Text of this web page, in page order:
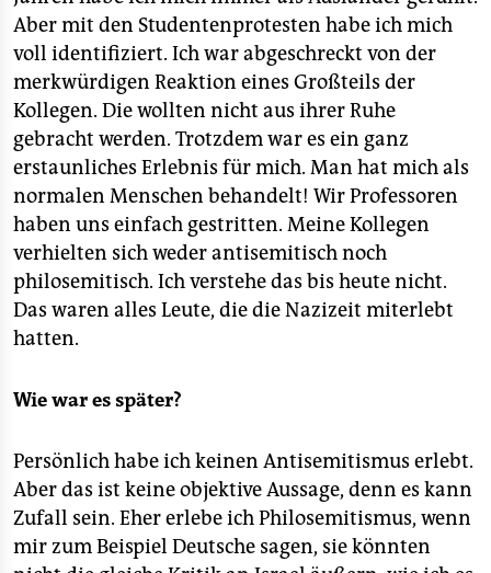
Aber mit den Studentenprotesten habe ich mich
voll identifiziert. Ich war abgeschreckt von der
merkwürdigen Reaktion eines Großteils der
Kollegen. Die wollten nicht aus ihrer Ruhe
gebracht werden. Trotzdem war es ein ganz
erstaunliches Erlebnis für mich. Man hat mich als
normalen Menschen behandelt! Wir Professoren
haben uns einfach gestritten. Meine Kollegen
verhielten sich weder antisemitisch noch
philosemitisch. Ich verstehe das bis heute nicht.
Das waren alles Leute, die die Nazizeit miterlebt
hatten.
Wie war es später?
Persönlich habe ich keinen Antisemitismus erlebt.
Aber das ist keine objektive Aussage, denn es kann
Zufall sein. Eher erlebe ich Philosemitismus, wenn
mir zum Beispiel Deutsche sagen, sie könnten